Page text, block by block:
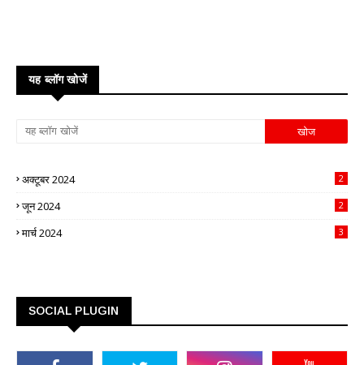
यह ब्लॉग खोजें
अक्टूबर 2024 2
जून 2024 2
मार्च 2024 3
SOCIAL PLUGIN